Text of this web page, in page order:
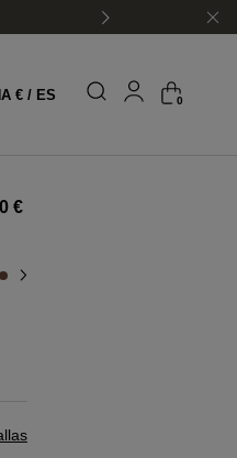
€ / ES 0
€